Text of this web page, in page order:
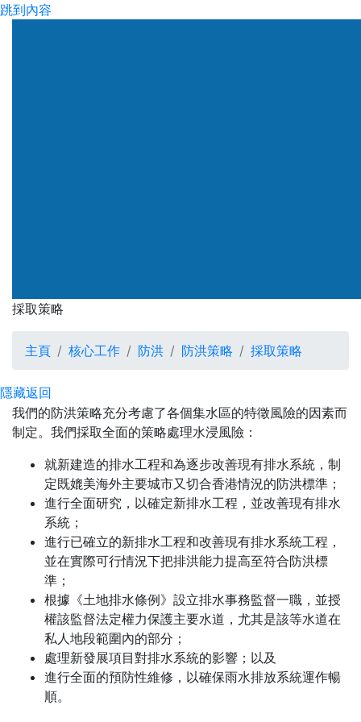
跳到內容
採取策略
主頁 核心工作 防洪 防洪策略 採取策略
隱藏返回
我們的防洪策略充分考慮了各個集水區的特徵風險的因素而
制定。我們採取全面的策略處理水浸風險：
就新建造的排水工程和為逐步改善現有排水系統，制
定既媲美海外主要城市又切合香港情況的防洪標準；
進行全面研究，以確定新排水工程，並改善現有排水
系統；
進行已確立的新排水工程和改善現有排水系統工程，
並在實際可行情況下把排洪能力提高至符合防洪標
準；
根據《土地排水條例》設立排水事務監督一職，並授
權該監督法定權力保護主要水道，尤其是該等水道在
私人地段範圍內的部分；
處理新發展項目對排水系統的影響；以及
進行全面的預防性維修，以確保雨水排放系統運作暢
順。